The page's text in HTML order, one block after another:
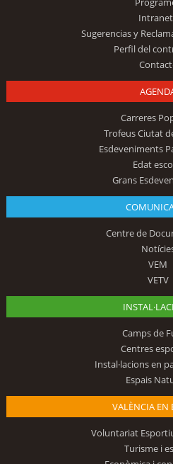
Sugerencias y
Perfil del
Carreres
Trofeus Ciutat
Esdeveniments
Edat
Grans
Centre de
VEM
VETV
Camps de
Centres
Instal·lacions en
Espais
VALÈNCIA EN
Voluntariat
Turisme i